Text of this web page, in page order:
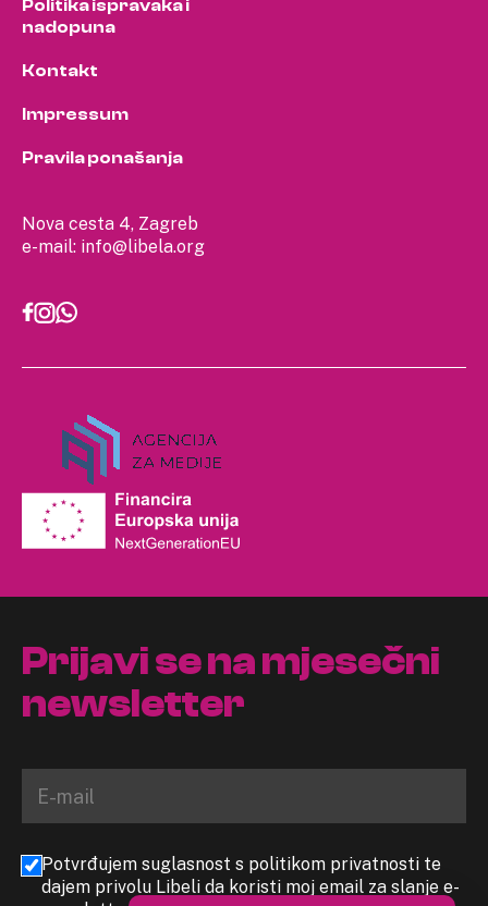
Nova cesta 4, Zagreb
e-mail: info@libela.org
Politika ispravaka i
nadopuna
Kontakt
Impressum
Pravila ponašanja
Prijavi se na mjesečni
newsletter
Potvrđujem suglasnost s politikom privatnosti te
dajem privolu Libeli da koristi moj email za slanje e-